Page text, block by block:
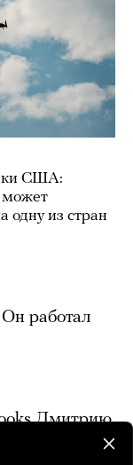
США:
может
одну из стран
работал
Дмитрию
условно